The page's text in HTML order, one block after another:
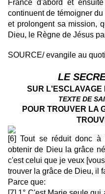
France d'abord et
continuent de témoigner
et prolongent sa mission,
Dieu, le Règne de Jésus
SOURCE/ evangile au
LE
SUR L'ESCLAVAGE
TEXTE DE
POUR TROUVER LA
[6] Tout se réduit donc à
obtenir de Dieu la grâce
c'est celui que je veux
trouver la grâce de Dieu, il
Parce que: